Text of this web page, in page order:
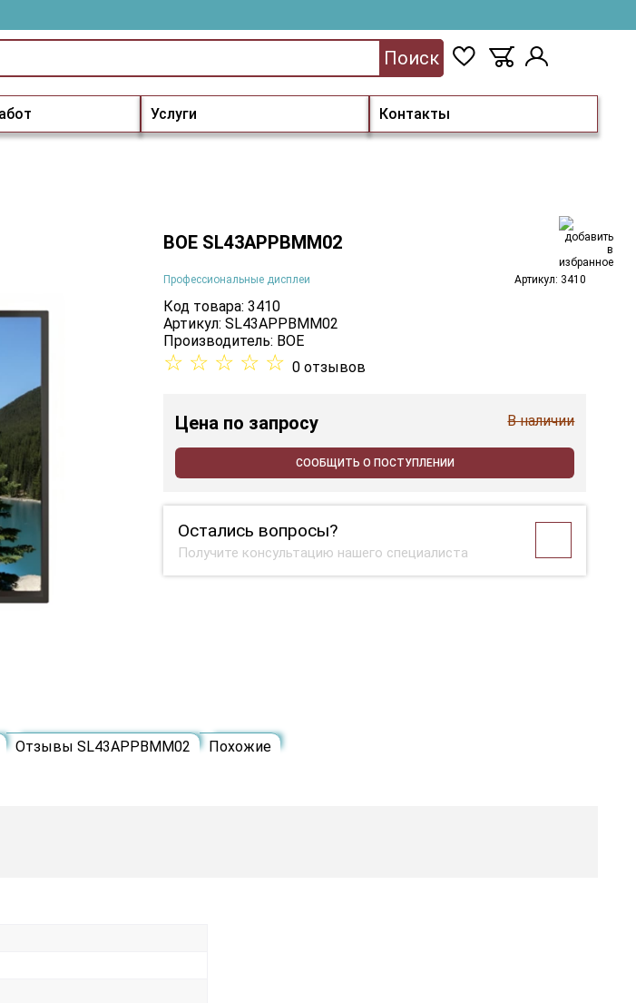
Услуги Контакты
Поиск
BOE SL43APPBMM02
Профессиональные дисплеи Артикул: 3410
Код товара: 3410
Артикул: SL43APPBMM02
Производитель: BOE
☆ ☆ ☆ ☆ ☆ 0 отзывов
Цена по запросу В наличии
СООБЩИТЬ О ПОСТУПЛЕНИИ
Остались вопросы?
Получите консультацию нашего специалиста
Отзывы SL43APPBMM02 Похожие